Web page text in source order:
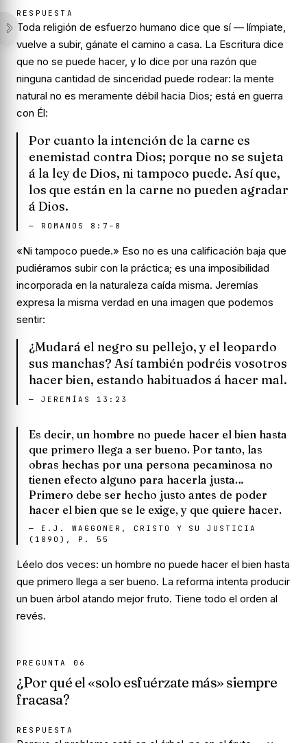
RESPUESTA
Toda religión de esfuerzo humano dice que sí — límpiate,
vuelve a subir, gánate el camino a casa. La Escritura dice
que no se puede hacer, y lo dice por una razón que
ninguna cantidad de sinceridad puede rodear: la mente
natural no es meramente débil hacia Dios; está en guerra
con Él:
Por cuanto la intención de la carne es
enemistad contra Dios; porque no se sujeta
á la ley de Dios, ni tampoco puede. Así que,
los que están en la carne no pueden agradar
á Dios.
— ROMANOS 8:7–8
«Ni tampoco puede.» Eso no es una calificación baja que
pudiéramos subir con la práctica; es una imposibilidad
incorporada en la naturaleza caída misma. Jeremías
expresa la misma verdad en una imagen que podemos
sentir:
¿Mudará el negro su pellejo, y el leopardo
sus manchas? Así también podréis vosotros
hacer bien, estando habituados á hacer mal.
— JEREMÍAS 13:23
Es decir, un hombre no puede hacer el bien hasta
que primero llega a ser bueno. Por tanto, las
obras hechas por una persona pecaminosa no
tienen efecto alguno para hacerla justa…
Primero debe ser hecho justo antes de poder
hacer el bien que se le exige, y que quiere hacer.
— E.J. WAGGONER, CRISTO Y SU JUSTICIA
(1890), P. 55
Léelo dos veces: un hombre no puede hacer el bien hasta
que primero llega a ser bueno. La reforma intenta producir
un buen árbol atando mejor fruto. Tiene todo el orden al
revés.
PREGUNTA 06
¿Por qué el «solo esfuérzate más» siempre
fracasa?
RESPUESTA